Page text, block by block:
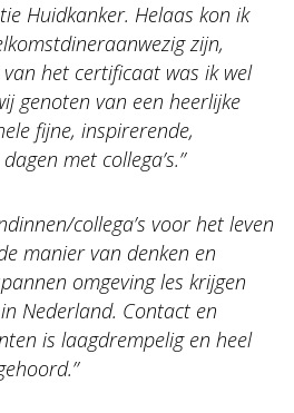
Huidkanker. Helaas kon ik
zijn,
het certificaat was ik wel
genoten van een heerlijke
fijne, inspirerende,
met collega’s.’’
collega’s voor het leven
manier van denken en
omgeving les krijgen
Nederland. Contact en
is laagdrempelig en heel